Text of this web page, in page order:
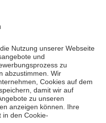
2026
Pflege